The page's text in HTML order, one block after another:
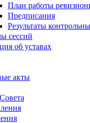
План работы
Предписания
Результаты
сессий
об уставах
акты